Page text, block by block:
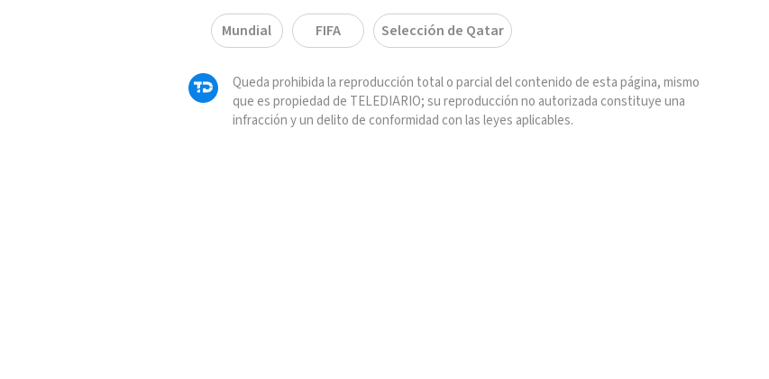
Mundial FIFA Selección de Qatar
Queda prohibida la reproducción total o parcial del contenido de esta página, mismo
que es propiedad de TELEDIARIO; su reproducción no autorizada constituye una
infracción y un delito de conformidad con las leyes aplicables.